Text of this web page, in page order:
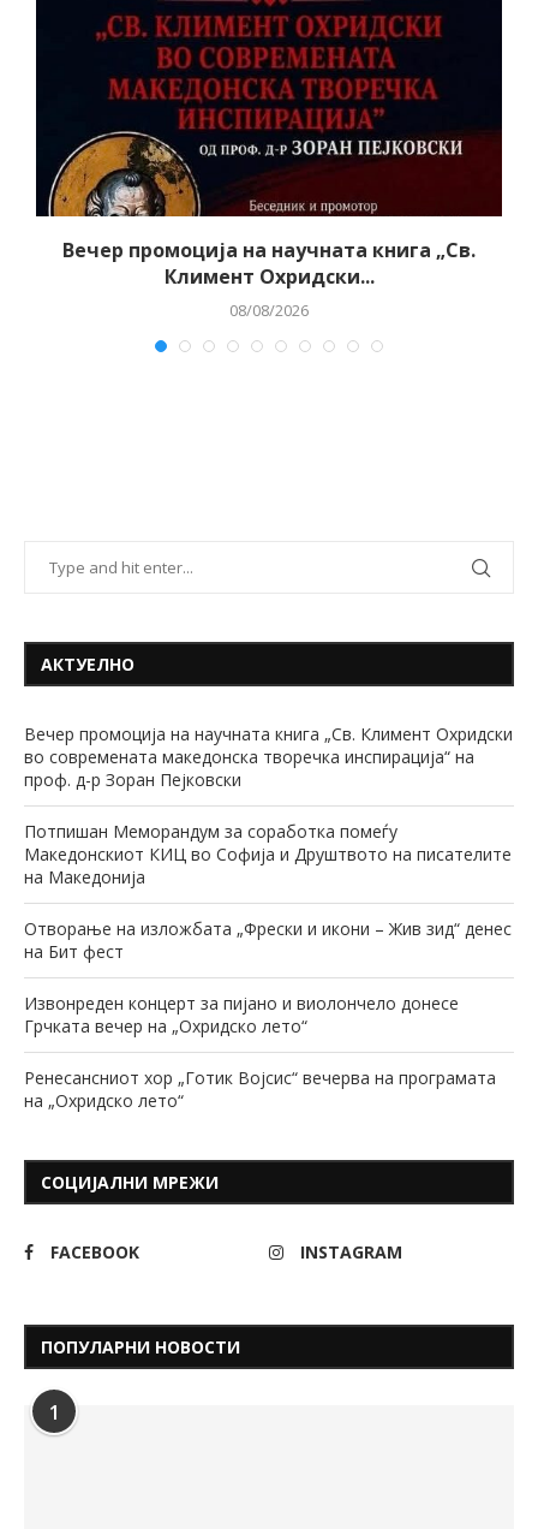
Вечер промоција на научната книга „Св.
Климент Охридски...
08/08/2026
АКТУЕЛНО
Вечер промоција на научната книга „Св. Климент Охридски
во современата македонска творечка инспирација“ на
проф. д-р Зоран Пејковски
Потпишан Меморандум за соработка помеѓу
Македонскиот КИЦ во Софија и Друштвото на писателите
на Македонија
Отворање на изложбата „Фрески и икони – Жив зид“ денес
на Бит фест
Извонреден концерт за пијано и виолончело донесе
Грчката вечер на „Охридско лето“
Ренесансниот хор „Готик Војсис“ вечерва на програмата
на „Охридско лето“
СОЦИЈАЛНИ МРЕЖИ
FACEBOOK INSTAGRAM
ПОПУЛАРНИ НОВОСТИ
1